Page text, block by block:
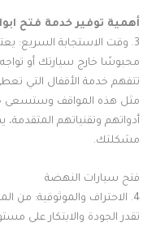
أهمية توفير خدمة فتح
3. وقت الاستجابة السريع:
محبوسًا خارج سيارتك أو
تتفهم خدمة الأقفال التي
مثل هذه المواقف وستسعى
أدواتهم وتقنياتهم
مشكلتك.
فتح سيارات النهضة
4. الاحتراف والموثوقية: من
تقدر الجودة والابتكار على